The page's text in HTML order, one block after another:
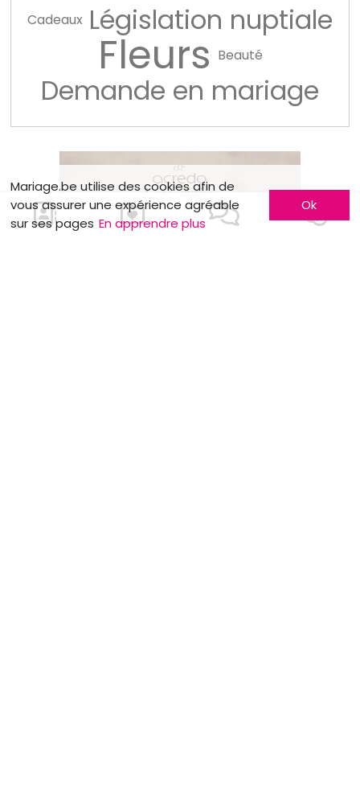
Cadeaux Législation nuptiale
Fleurs Beauté
Demande en mariage
Mariage.be utilise des cookies afin de
vous assurer une expérience agréable
sur ses pages En apprendre plus
Ok